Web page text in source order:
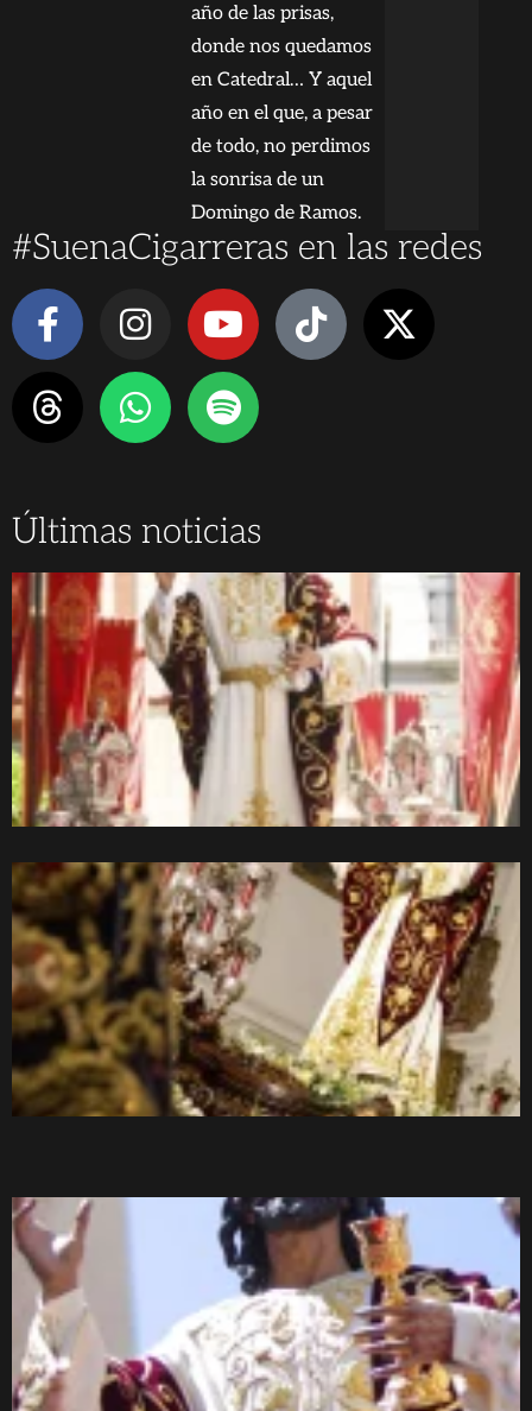
año de las prisas,
donde nos quedamos
en Catedral… Y aquel
año en el que, a pesar
de todo, no perdimos
la sonrisa de un
Domingo de Ramos.
#SuenaCigarreras en las redes
Últimas noticias